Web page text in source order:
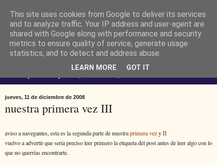
Ferendus K. Resimler -
personal
jueves, 11 de diciembre de 2008
nuestra primera vez III
aviso a navegantes, esta es la segunda parte de nuestraprimera vezyII
vuelvo a advertir que sería preciso leer primero la etiqueta del post antes de leer algo con lo
que no querrías encontrarte.
This site uses cookies from Google to deliver its services
and to analyze traffic. Your IP address and user-agent are
shared with Google along with performance and security
metrics to ensure quality of service, generate usage
statistics, and to detect and address abuse.
LEARN MORE GOT IT